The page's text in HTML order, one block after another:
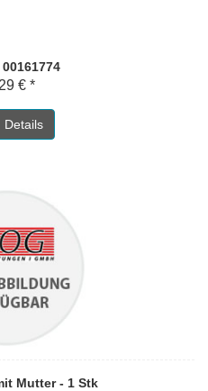
€ *
Details
Mutter - 1 Stk